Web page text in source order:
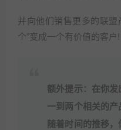
并向他们销售更多的联
个”变成一个有价值的客户!
额外提示：在你
一到两个相关的产
随着时间的推移